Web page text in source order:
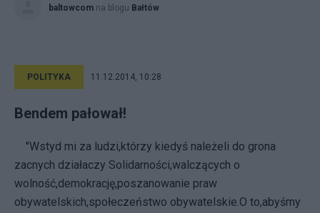
baltowcom na blogu Bałtów
POLITYKA 11.12.2014, 10:28
Bendem pałował!
"Wstyd mi za ludzi,którzy kiedyś należeli do grona
zacnych działaczy Solidarności,walczących o
wolność,demokrację,poszanowanie praw
obywatelskich,społeczeństwo obywatelskie.O to,abyśmy